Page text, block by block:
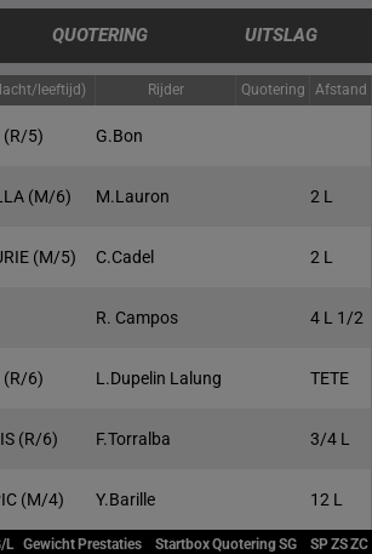
QUOTERING UITSLAG
leeftijd) Rijder Quotering Afstand
(R/5) G.Bon
(M/6) M.Lauron 2 L
(M/5) C.Cadel 2 L
R. Campos 4 L 1/2
(R/6) L.Dupelin Lalung TETE
(R/6) F.Torralba 3/4 L
(M/4) Y.Barille 12 L
L Gewicht Prestaties StartboxQuoteringSG SPZSZC